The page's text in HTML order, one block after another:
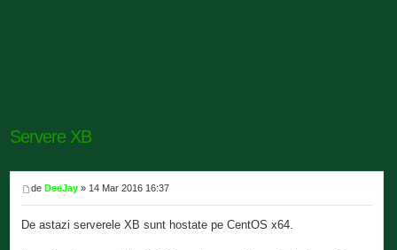
Servere XB
deDeeJay » 14 Mar 2016 16:37
De astazi serverele XB sunt hostate pe CentOS x64.